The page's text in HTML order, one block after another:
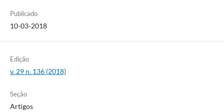
Publicado
10-03-2018
Edição
v. 29 n. 136 (2018)
Seção
Artigos